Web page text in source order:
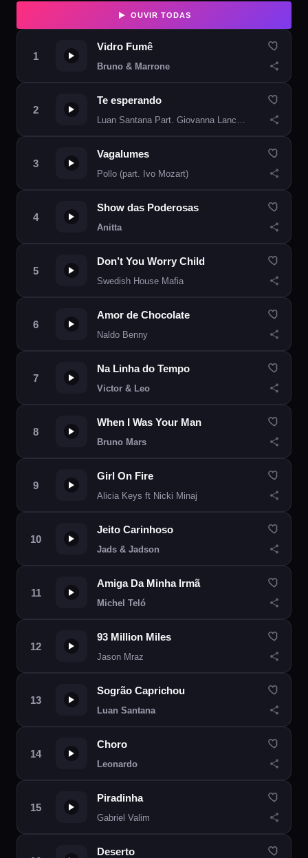
OUVIR TODAS
Vidro Fumê
Bruno & Marrone
Te esperando
Luan Santana Part. Giovanna Lancellotti
Vagalumes
Pollo (part. Ivo Mozart)
Show das Poderosas
Anitta
Don’t You Worry Child
Swedish House Mafia
Amor de Chocolate
Naldo Benny
Na Linha do Tempo
Victor & Leo
When I Was Your Man
Bruno Mars
Girl On Fire
Alicia Keys ft Nicki Minaj
Jeito Carinhoso
Jads & Jadson
Amiga Da Minha Irmã
Michel Teló
93 Million Miles
Jason Mraz
Sogrão Caprichou
Luan Santana
Choro
Leonardo
Piradinha
Gabriel Valim
Deserto